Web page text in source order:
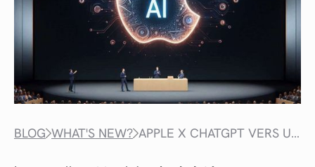
BLOG WHAT'S NEW? APPLE X CHATGPT VERS UNE NOUVELLE ÈRE DE L'INTELLIGENCE ARTIFICIELLE ?